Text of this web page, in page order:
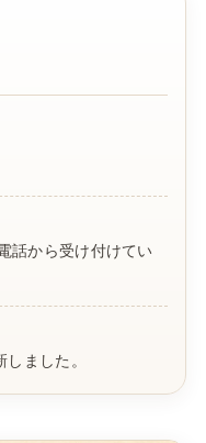
話から受け付けてい
ました。